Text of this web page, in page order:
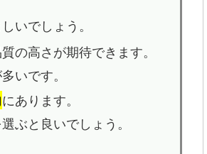
いでしょう。
の高さが期待できます。
いです。
にあります。
ぶと良いでしょう。